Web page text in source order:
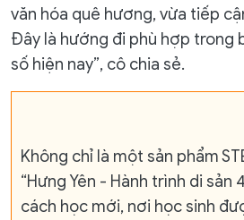
văn hóa quê hương, vừa tiếp
Đây là hướng đi phù hợp trong
số hiện nay”, cô chia sẻ.
Không chỉ là một sản phẩm
“Hưng Yên - Hành trình di sản
cách học mới, nơi học sinh